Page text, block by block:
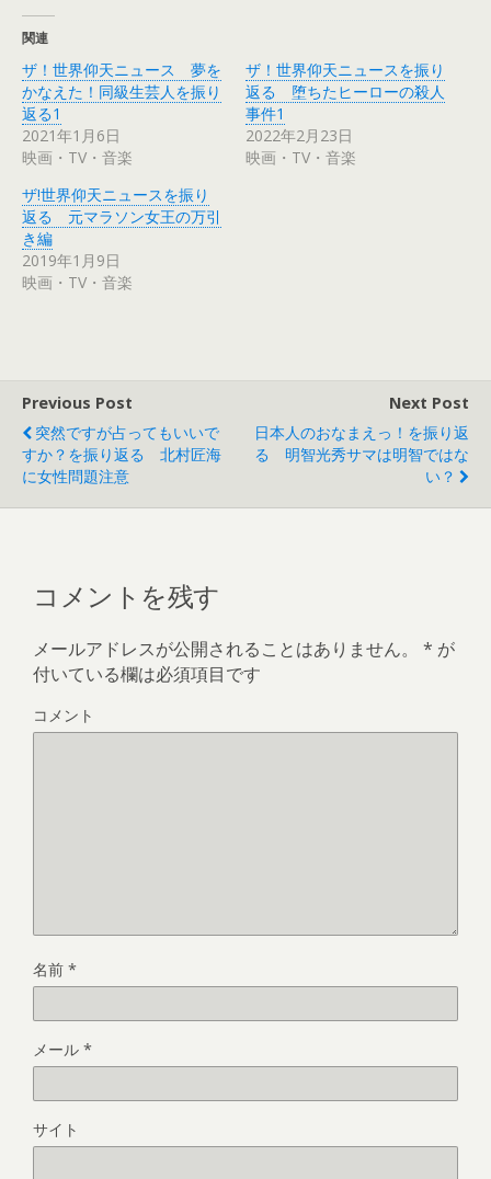
t
t
e
r
で
共
有
(
し
い
ウ
ィ
ド
ウ
で
開
共
有
す
る
は
ク
リ
ク
し
て
く
さ
い
(
新
で
開
き
ま
す
)
関連
ザ！世界仰天ニュース 夢を
かなえた！同級生芸人を振り
返る1
2021年1月6日
映画・TV・音楽
ザ！世界仰天ニュースを振り
返る 堕ちたヒーローの殺人
事件1
2022年2月23日
映画・TV・音楽
ザ!世界仰天ニュースを振り
返る 元マラソン女王の万引
き編
2019年1月9日
映画・TV・音楽
Previous Post
突然ですが占ってもいいで
すか？を振り返る 北村匠海
に女性問題注意
Next Post
日本人のおなまえっ！を振り返
る 明智光秀サマは明智ではな
い？
コメントを残す
メールアドレスが公開されることはありません。 * が
付いている欄は必須項目です
コメント
名前 *
メール *
サイト